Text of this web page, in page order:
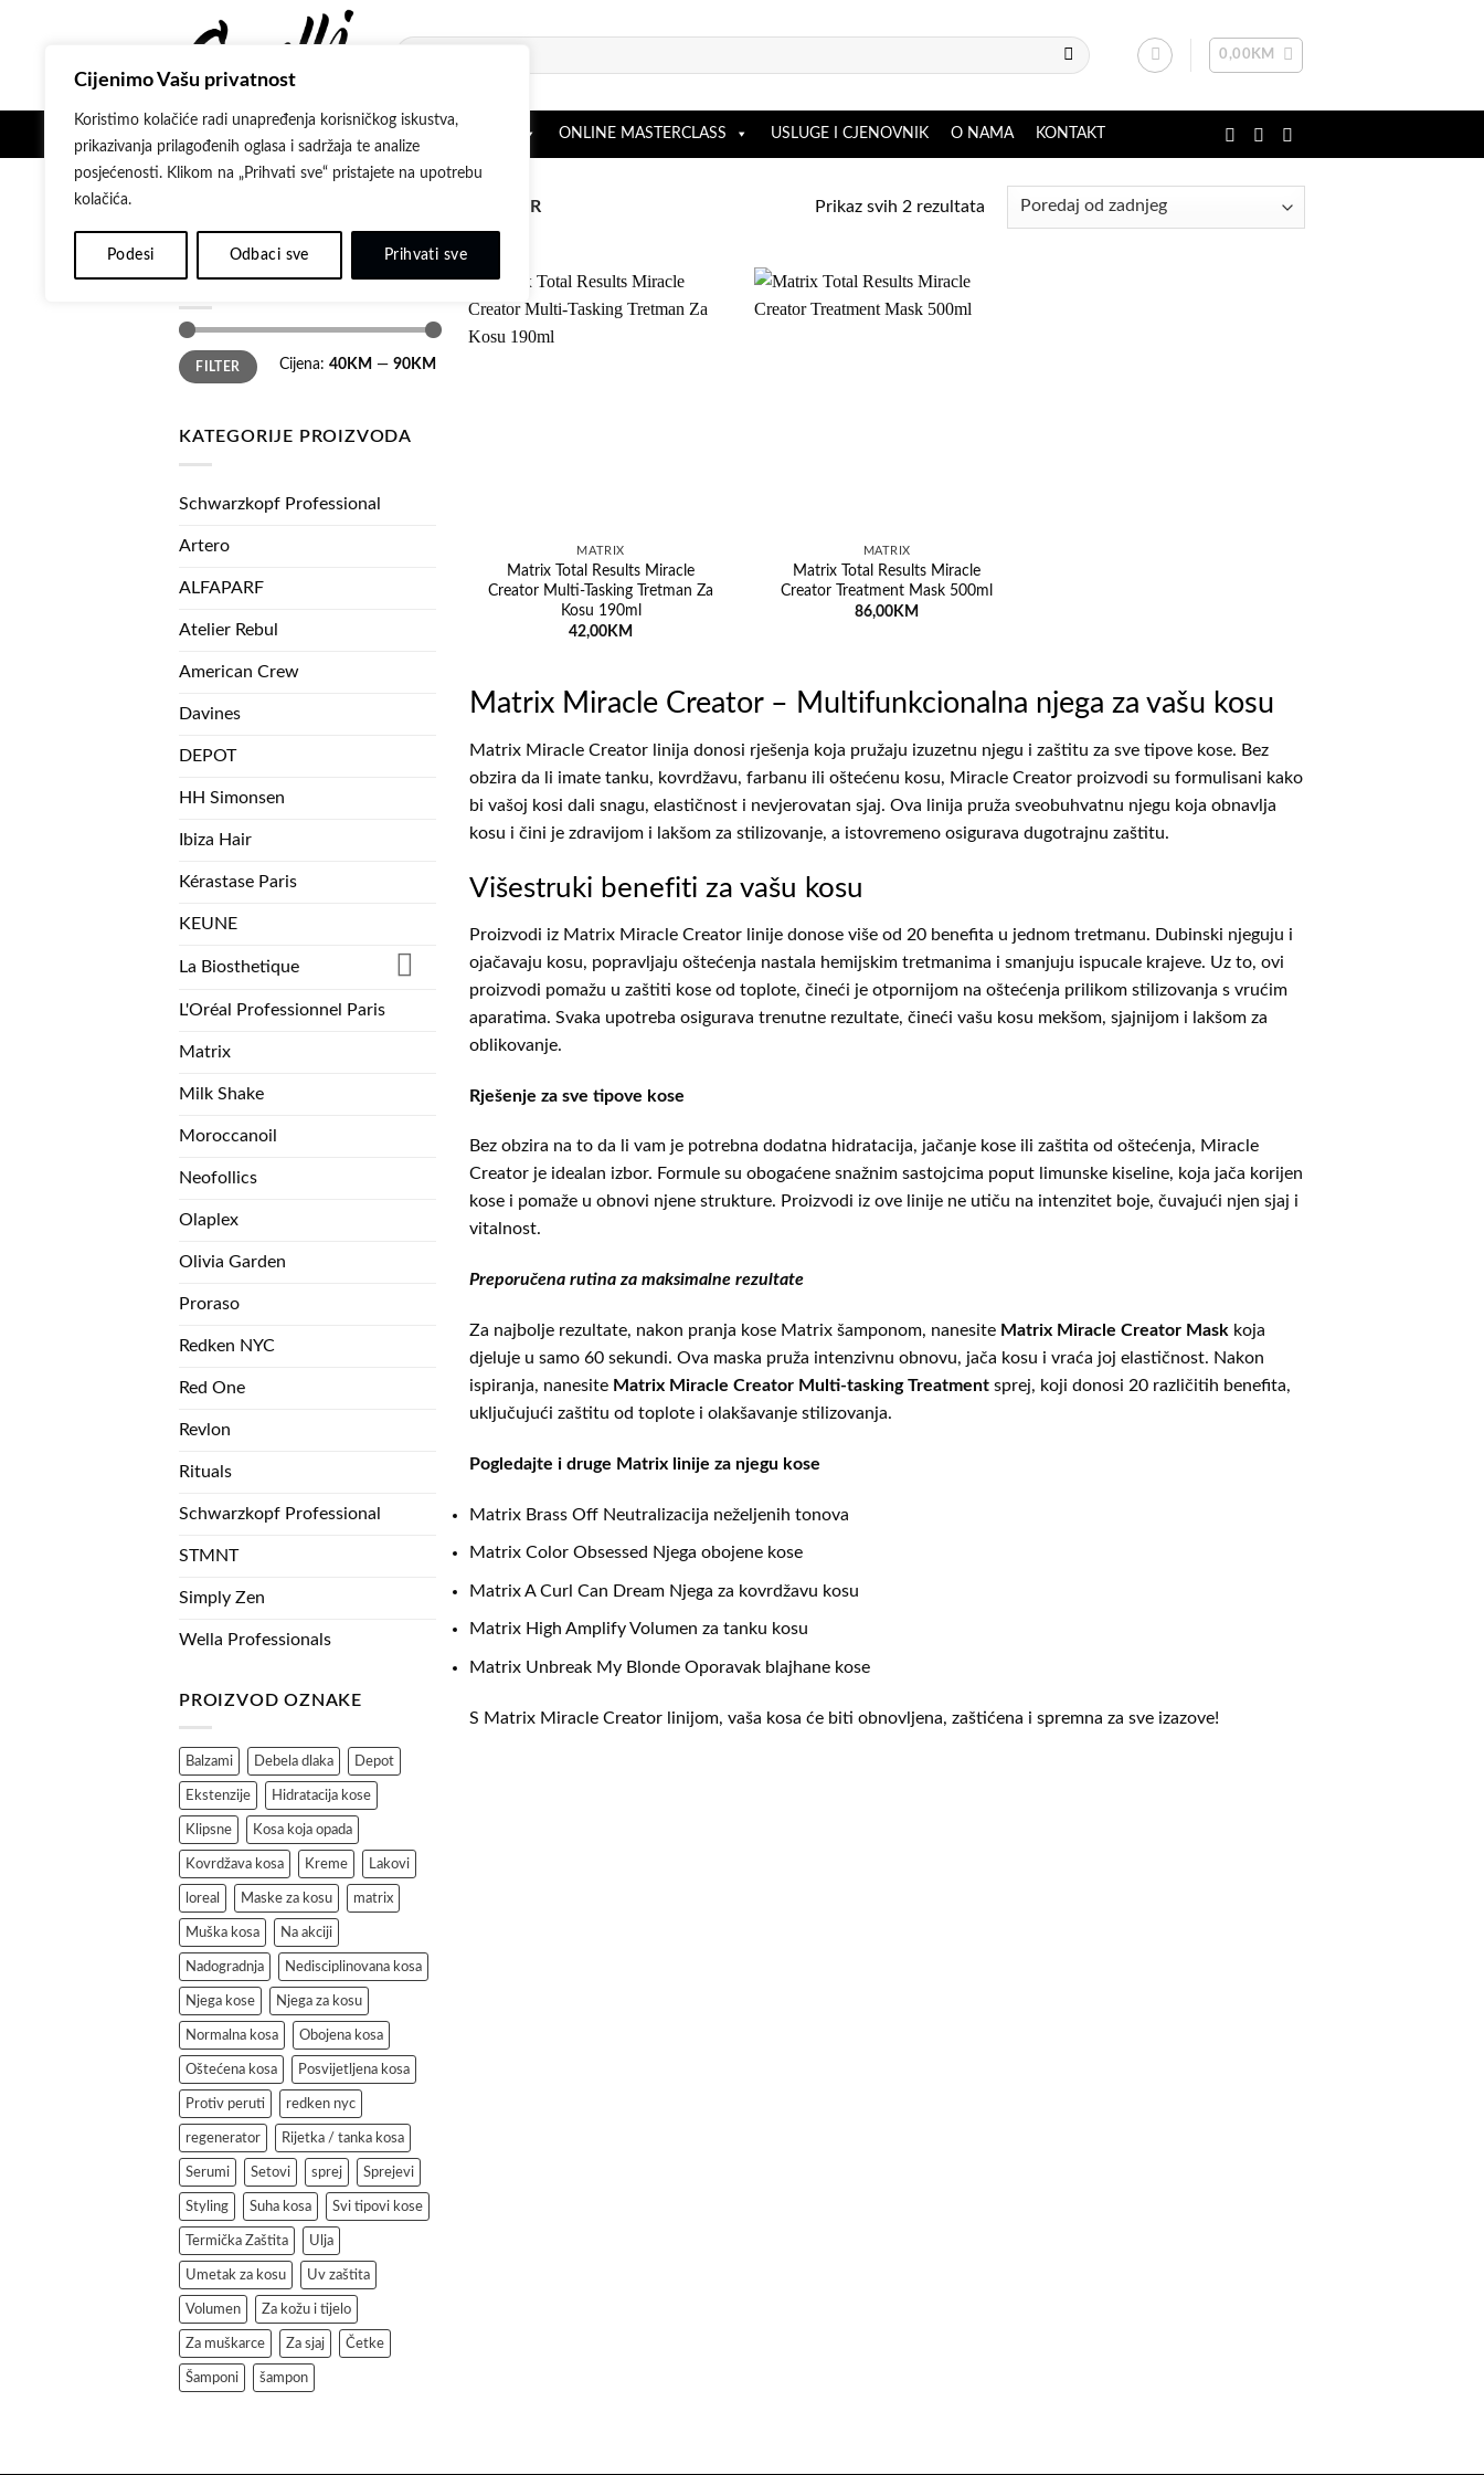
Cijenimo Vašu privatnost
Koristimo kolačiće radi unapređenja korisničkog iskustva,
prikazivanja prilagođenih oglasa i sadržaja te analize
posjećenosti. Klikom na „Prihvati sve“ pristajete na upotrebu
kolačića.
Podesi Odbaci sve Prihvati sve
Pretraži:
0,00 KM
ONLINE MASTERCLASS USLUGE I CJENOVNIK O NAMA KONTAKT
MIRACLE CREATOR Prikaz svih 2 rezultataSorted
FILTRIRAJ PO CIJENI
Minimalna
cijena
Maksimalna
cijenaFILTER Cijena: 40KM — 90KM
KATEGORIJE PROIZVODA
Schwarzkopf Professional
Artero
ALFAPARF
Atelier Rebul
American Crew
Davines
DEPOT
HH Simonsen
Ibiza Hair
Kérastase Paris
KEUNE
La Biosthetique
L'Oréal Professionnel Paris
Matrix
Milk Shake
Moroccanoil
Neofollics
Olaplex
Olivia Garden
Proraso
Redken NYC
Red One
Revlon
Rituals
Schwarzkopf Professional
STMNT
Simply Zen
Wella Professionals
PROIZVOD OZNAKE
Balzami Debela dlaka Depot
Ekstenzije Hidratacija kose
Klipsne Kosa koja opada
Kovrdžava kosa Kreme Lakovi
loreal Maske za kosu matrix
Muška kosa Na akciji
Nadogradnja Nedisciplinovana kosa
Njega kose Njega za kosu
Normalna kosa Obojena kosa
Oštećena kosa Posvijetljena kosa
Protiv peruti redken nyc
regenerator Rijetka / tanka kosa
Serumi Setovi sprej Sprejevi
Styling Suha kosa Svi tipovi kose
Termička Zaštita Ulja
Umetak za kosu Uv zaštita
Volumen Za kožu i tijelo
Za muškarce Za sjaj Četke
Šamponi šampon
MATRIX
Matrix Total Results Miracle
Creator Multi-Tasking Tretman Za
Kosu 190ml
42,00 KM
MATRIX
Matrix Total Results Miracle
Creator Treatment Mask 500ml
86,00 KM
Matrix Miracle Creator – Multifunkcionalna njega za vašu kosu
Matrix Miracle Creator linija donosi rješenja koja pružaju izuzetnu njegu i zaštitu za sve tipove kose. Bez
obzira da li imate tanku, kovrdžavu, farbanu ili oštećenu kosu, Miracle Creator proizvodi su formulisani kako
bi vašoj kosi dali snagu, elastičnost i nevjerovatan sjaj. Ova linija pruža sveobuhvatnu njegu koja obnavlja
kosu i čini je zdravijom i lakšom za stilizovanje, a istovremeno osigurava dugotrajnu zaštitu.
Višestruki benefiti za vašu kosu
Proizvodi iz Matrix Miracle Creator linije donose više od 20 benefita u jednom tretmanu. Dubinski njeguju i
ojačavaju kosu, popravljaju oštećenja nastala hemijskim tretmanima i smanjuju ispucale krajeve. Uz to, ovi
proizvodi pomažu u zaštiti kose od toplote, čineći je otpornijom na oštećenja prilikom stilizovanja s vrućim
aparatima. Svaka upotreba osigurava trenutne rezultate, čineći vašu kosu mekšom, sjajnijom i lakšom za
oblikovanje.
Rješenje za sve tipove kose
Bez obzira na to da li vam je potrebna dodatna hidratacija, jačanje kose ili zaštita od oštećenja, Miracle
Creator je idealan izbor. Formule su obogaćene snažnim sastojcima poput limunske kiseline, koja jača korijen
kose i pomaže u obnovi njene strukture. Proizvodi iz ove linije ne utiču na intenzitet boje, čuvajući njen sjaj i
vitalnost.
Preporučena rutina za maksimalne rezultate
Za najbolje rezultate, nakon pranja kose Matrix šamponom, nanesite Matrix Miracle Creator Mask koja
djeluje u samo 60 sekundi. Ova maska pruža intenzivnu obnovu, jača kosu i vraća joj elastičnost. Nakon
ispiranja, nanesite Matrix Miracle Creator Multi-tasking Treatmentsprej, koji donosi 20 različitih benefita,
uključujući zaštitu od toplote i olakšavanje stilizovanja.
Pogledajte i druge Matrix linije za njegu kose
Matrix Brass Off Neutralizacija neželjenih tonova
Matrix Color Obsessed Njega obojene kose
Matrix A Curl Can Dream Njega za kovrdžavu kosu
Matrix High AmplifyVolumen za tanku kosu
Matrix Unbreak My Blonde Oporavak blajhane kose
S Matrix Miracle Creator linijom, vaša kosa će biti obnovljena, zaštićena i spremna za sve izazove!